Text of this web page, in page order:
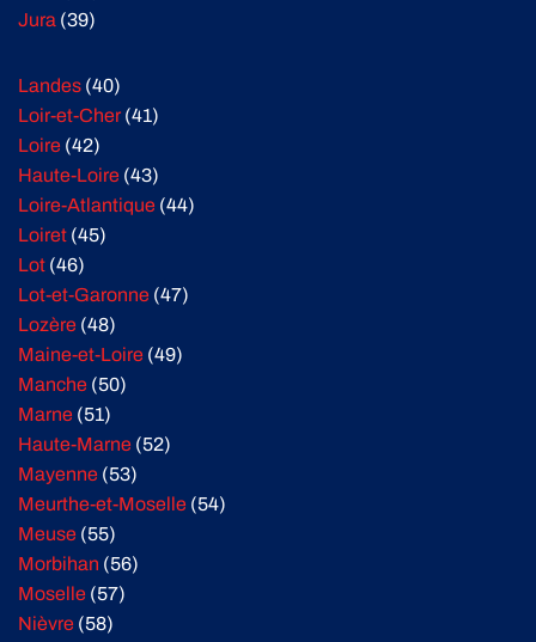
Jura (39)
Landes (40)
Loir-et-Cher(41)
Loire (42)
Haute-Loire (43)
Loire-Atlantique (44)
Loiret (45)
Lot (46)
Lot-et-Garonne (47)
Lozère (48)
Maine-et-Loire (49)
Manche (50)
Marne (51)
Haute-Marne (52)
Mayenne (53)
Meurthe-et-Moselle (54)
Meuse (55)
Morbihan (56)
Moselle (57)
Nièvre (58)